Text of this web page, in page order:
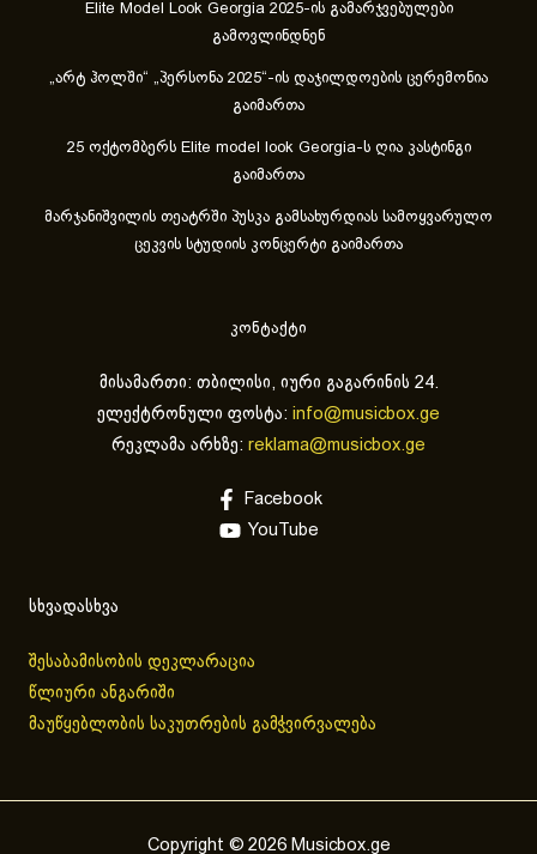
Elite Model Look Georgia 2025-ის გამარჯვებულები
გამოვლინდნენ
„არტ ჰოლში“ „პერსონა 2025“-ის დაჯილდოების ცერემონია
გაიმართა
25 ოქტომბერს Elite model look Georgia-ს ღია კასტინგი
გაიმართა
მარჯანიშვილის თეატრში პუსკა გამსახურდიას სამოყვარულო
ცეკვის სტუდიის კონცერტი გაიმართა
კონტაქტი
მისამართი: თბილისი, იური გაგარინის 24.
ელექტრონული ფოსტა: info@musicbox.ge
რეკლამა არხზე: reklama@musicbox.ge
Facebook
YouTube
სხვადასხვა
შესაბამისობის დეკლარაცია
წლიური ანგარიში
მაუწყებლობის საკუთრების გამჭვირვალება
Copyright © 2026 Musicbox.ge